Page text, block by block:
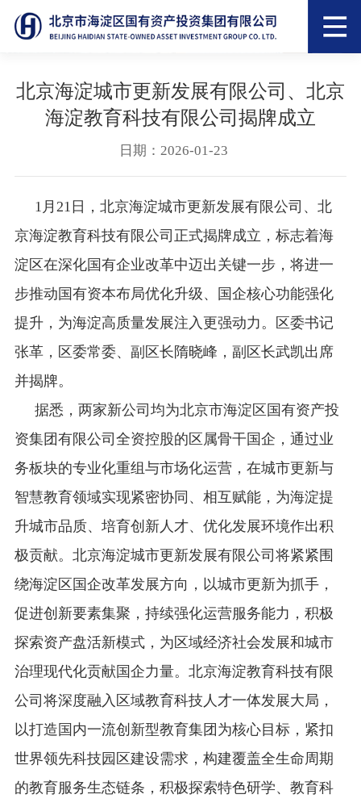
北京海淀城市更新发展有限公司、北京
海淀教育科技有限公司揭牌成立
日期：2026-01-23
1月21日，北京海淀城市更新发展有限公司、北
京海淀教育科技有限公司正式揭牌成立，标志着海
淀区在深化国有企业改革中迈出关键一步，将进一
步推动国有资本布局优化升级、国企核心功能强化
提升，为海淀高质量发展注入更强动力。区委书记
张革，区委常委、副区长隋晓峰，副区长武凯出席
并揭牌。
据悉，两家新公司均为北京市海淀区国有资产投
资集团有限公司全资控股的区属骨干国企，通过业
务板块的专业化重组与市场化运营，在城市更新与
智慧教育领域实现紧密协同、相互赋能，为海淀提
升城市品质、培育创新人才、优化发展环境作出积
极贡献。北京海淀城市更新发展有限公司将紧紧围
绕海淀区国企改革发展方向，以城市更新为抓手，
促进创新要素集聚，持续强化运营服务能力，积极
探索资产盘活新模式，为区域经济社会发展和城市
治理现代化贡献国企力量。北京海淀教育科技有限
公司将深度融入区域教育科技人才一体发展大局，
以打造国内一流创新型教育集团为核心目标，紧扣
世界领先科技园区建设需求，构建覆盖全生命周期
的教育服务生态链条，积极探索特色研学、教育科